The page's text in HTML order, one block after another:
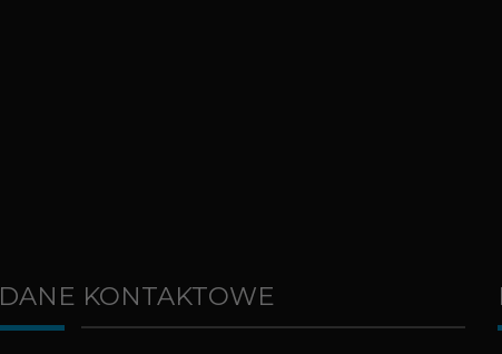
DANE KONTAKTOWE